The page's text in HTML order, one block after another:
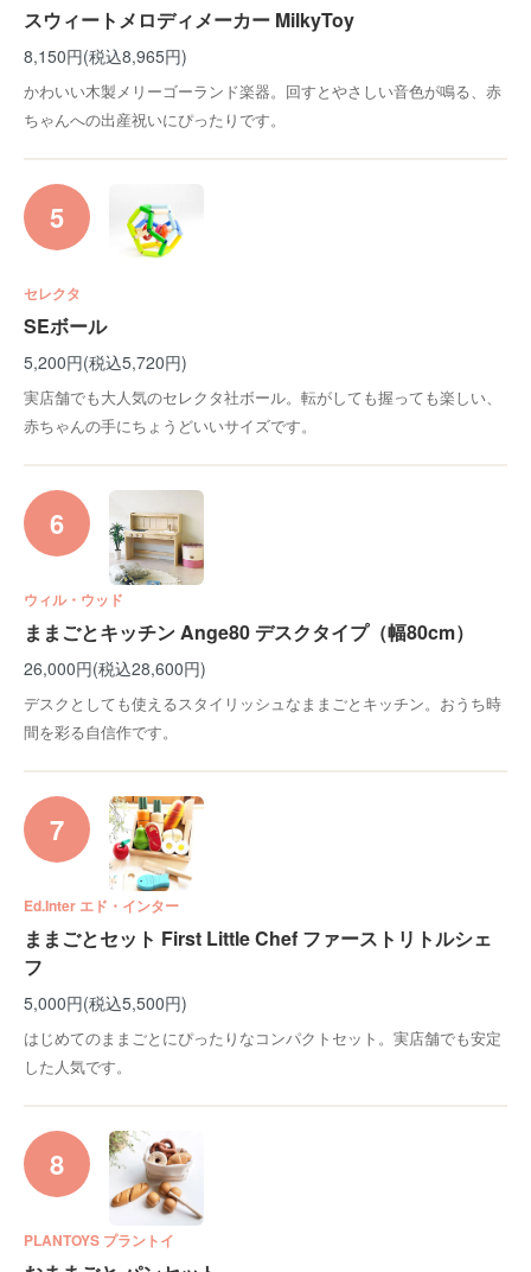
スウィートメロディメーカー MilkyToy
8,150円(税込8,965円)
かわいい木製メリーゴーランド楽器。回すとやさしい音色が鳴る、赤
ちゃんへの出産祝いにぴったりです。
5
セレクタ
SEボール
5,200円(税込5,720円)
実店舗でも大人気のセレクタ社ボール。転がしても握っても楽しい、
赤ちゃんの手にちょうどいいサイズです。
6
ウィル・ウッド
ままごとキッチン Ange80 デスクタイプ（幅80cm）
26,000円(税込28,600円)
デスクとしても使えるスタイリッシュなままごとキッチン。おうち時
間を彩る自信作です。
7
Ed.Inter エド・インター
ままごとセット First Little Chef ファーストリトルシェ
フ
5,000円(税込5,500円)
はじめてのままごとにぴったりなコンパクトセット。実店舗でも安定
した人気です。
8
PLANTOYS プラントイ